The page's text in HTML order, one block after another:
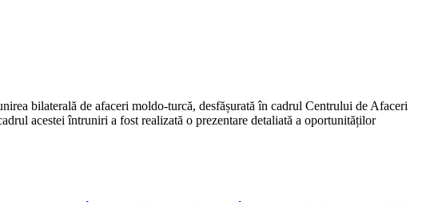
bilaterală de afaceri moldo-turcă, desfășurată în cadrul Centrului de Afaceri
acestei întruniri a fost realizată o prezentare detaliată a oportunităților